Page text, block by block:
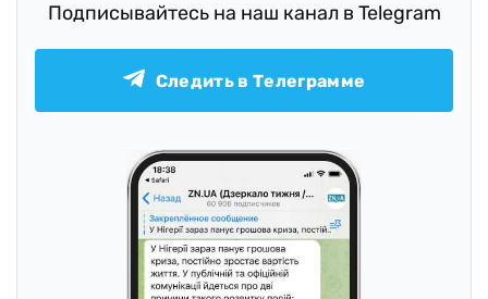
Подписывайтесь на наш канал в Telegram
Следить в Телеграмме